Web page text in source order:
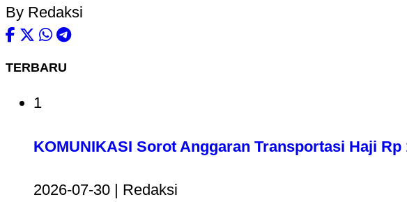
By Redaksi
TERBARU
1
KOMUNIKASI Sorot Anggaran Transportasi Haji
2026-07-30 | Redaksi